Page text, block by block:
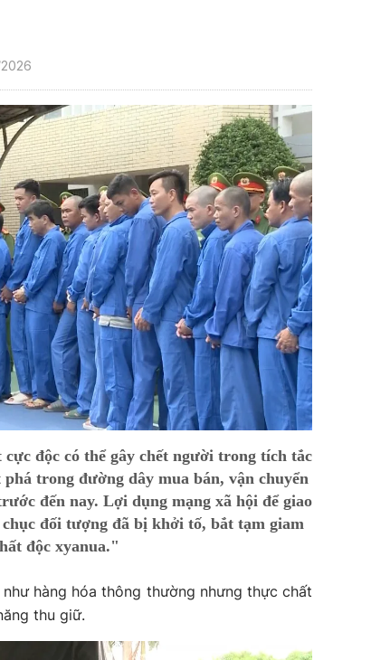
độc có thể gây chết người trong tích tắc
trong đường dây mua bán, vận chuyển
đến nay. Lợi dụng mạng xã hội để giao
đối tượng đã bị khởi tố, bắt tạm giam
độc xyanua."
hàng hóa thông thường nhưng thực chất
thu giữ.